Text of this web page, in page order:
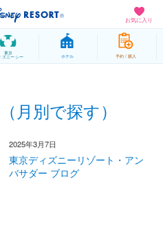
お気に入り
東京
ズニーシー ホテル 予約 / 購入
月別で探す）
2025年3月7日
東京ディズニーリゾート・アン
バサダー ブログ